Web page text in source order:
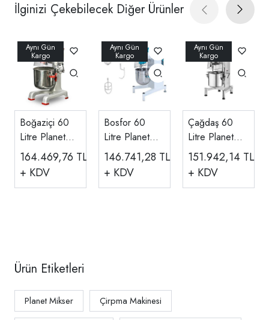
İlginizi Çekebilecek Diğer Ürünler
Boğaziçi 60
Litre Planet
Mikser Döküm
Gövde 380
V/220 V
164.469,76 TL
+ KDV
Bosfor 60
Litre Planet
Mikser 3
Devirli 380 V
UPM-60T-3
146.741,28 TL
+ KDV
Çağdaş 60
Litre Planet
Mikser, 3
Devirli 380 V
151.942,14 TL
+ KDV
Ürün Etiketleri
Planet Mikser Çirpma Makinesi